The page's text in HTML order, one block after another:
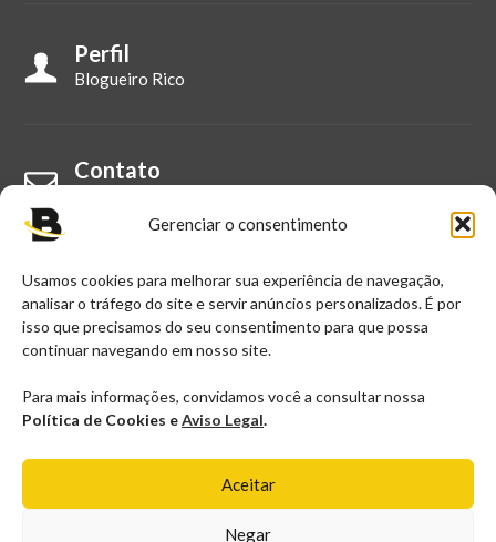
Gerenciar o consentimento
Usamos cookies para melhorar sua experiência de navegação,
analisar o tráfego do site e servir anúncios personalizados. É por
isso que precisamos do seu consentimento para que possa
continuar navegando em nosso site.
Para mais informações, convidamos você a consultar nossa
Política de Cookies eAviso Legal.
Aceitar
Negar
Perfil
Blogueiro Rico
Contato
E-mail
contato@blogueirorico.com.br
Copyright © 2025, Blogueiro Rico - Todos os Direitos